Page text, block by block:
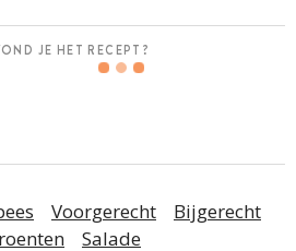
JE HET RECEPT?
Voorgerecht
Bijgerecht
Salade